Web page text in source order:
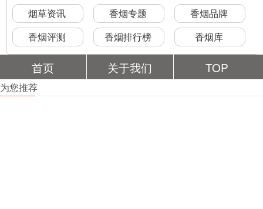
烟草资讯 香烟专题
香烟品牌
香烟评测
香烟排行榜 香烟库
首页 关于我们 TOP
为您推荐